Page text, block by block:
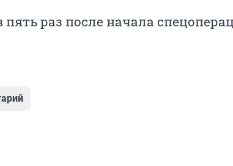
раз после начала